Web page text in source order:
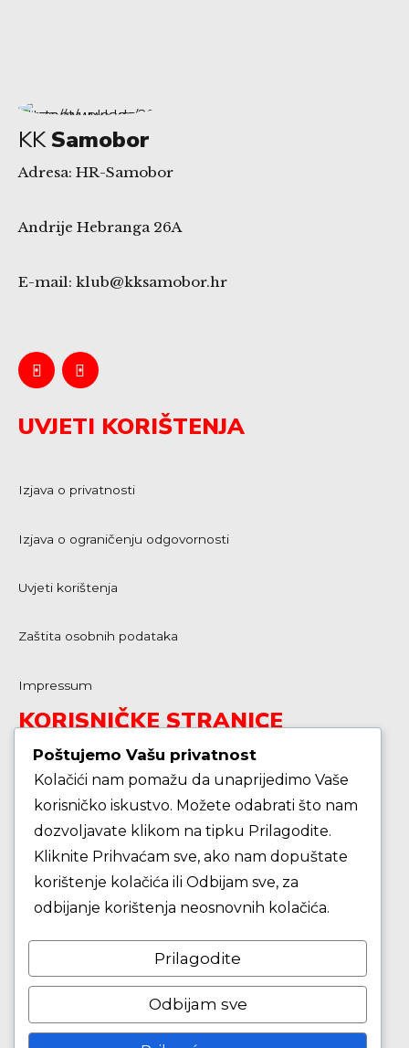
KKSamobor
Adresa: HR-Samobor
Andrije Hebranga 26A
E-mail: klub@kksamobor.hr
UVJETI KORIŠTENJA
Izjava o privatnosti
Izjava o ograničenju odgovornosti
Uvjeti korištenja
Zaštita osobnih podataka
Impressum
KORISNIČKE STRANICE
Škola košarke
Zašto je dobro upisati dijete na košarku?
Pravila i igralište
Seniori
Poštujemo Vašu privatnost
Kolačići nam pomažu da unaprijedimo Vaše
korisničko iskustvo. Možete odabrati što nam
dozvoljavate klikom na tipku Prilagodite.
Kliknite Prihvaćam sve, ako nam dopuštate
korištenje kolačića ili Odbijam sve, za
odbijanje korištenja neosnovnih kolačića.
Prilagodite
Odbijam sve